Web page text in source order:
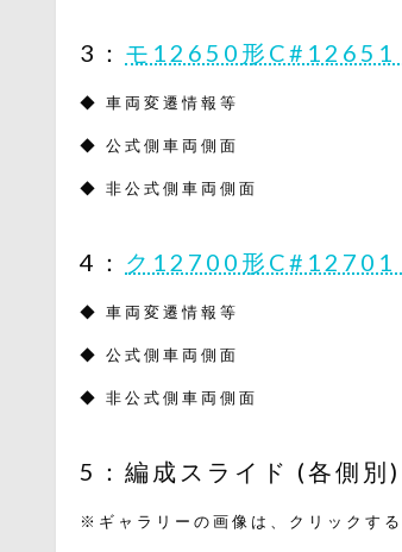
3： モ12650形
◆ 車両変遷情報等
◆ 公式側車両側面
◆ 非公式側車両側面
4： ク12700形C#12701
◆ 車両変遷情報等
◆ 公式側車両側面
◆ 非公式側車両側面
5：編成スライド (各側別)
※ギャラリーの画像は、クリックす